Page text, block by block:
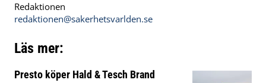
Redaktionen
redaktionen@sakerhetsvarlden.se
Läs mer:
Presto köper Hald & Tesch Brand